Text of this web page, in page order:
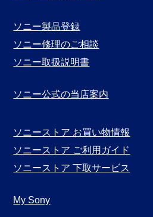
ソニー製品登録
ソニー修理のご相談
ソニー取扱説明書
ソニー公式の当店案内
ソニーストア お買い物情報
ソニーストア ご利用ガイド
ソニーストア 下取サービス
My Sony